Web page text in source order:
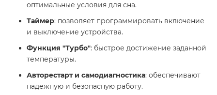
оптимальные условия для сна.
Таймер: позволяет программировать включение
и выключение устройства.
Функция "Турбо": быстрое достижение заданной
температуры.
Авторестарт и самодиагностика: обеспечивают
надежную и безопасную работу.